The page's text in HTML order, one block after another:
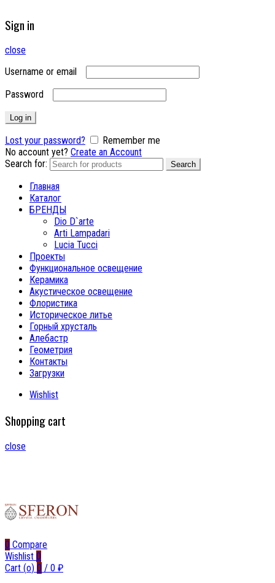
Sign in
close
Username or email
Password
Log in
Lost your password?
Remember me
No account yet? Create an Account
Search for:
Search
Главная
Каталог
БРЕНДЫ
Dio D`arte
Arti Lampadari
Lucia Tucci
Проекты
Функциональное освещение
Керамика
Акустическое освещение
Флористика
Историческое литье
Горный хрусталь
Алебастр
Геометрия
Контакты
Загрузки
Wishlist
Shopping cart
close
0 Compare
Wishlist 0
Cart (o) 0 / 0 ₽